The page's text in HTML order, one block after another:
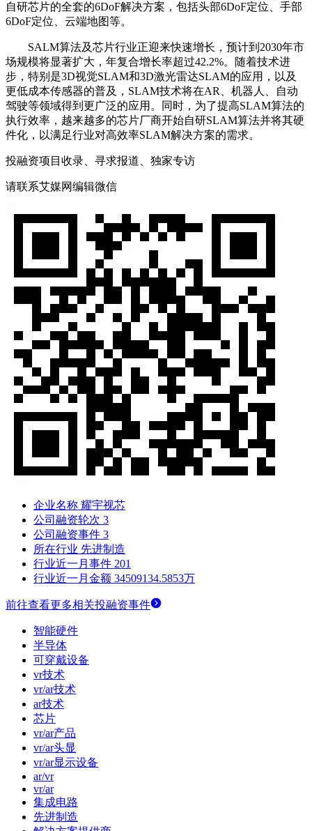
自研芯片的全套的6DoF解决方案，包括头部6DoF定位、手部
6DoF定位、云端地图等。
SALM算法及芯片行业正迎来快速增长，预计到2030年市
场规模将显著扩大，年复合增长率超过42.2%。随着技术进
步，特别是3D视觉SLAM和3D激光雷达SLAM的应用，以及
更低成本传感器的普及，SLAM技术将在AR、机器人、自动
驾驶等领域得到更广泛的应用。同时，为了提高SLAM算法的
执行效率，越来越多的芯片厂商开始自研SLAM算法并将其硬
件化，以满足行业对高效率SLAM解决方案的需求。
投融资项目收录、寻求报道、独家专访
请联系艾媒网编辑微信
企业名称 耀宇视芯
公司融资轮次 3
公司融资事件 3
所在行业 先进制造
行业近一月事件 201
行业近一月金额 34509134.5853万
前往查看更多相关投融资事件
智能硬件
半导体
可穿戴设备
vr技术
vr/ar技术
ar技术
芯片
vr/ar产品
vr/ar头显
vr/ar显示设备
ar/vr
vr/ar
集成电路
先进制造